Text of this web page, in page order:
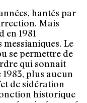
hantés par
Mais
1981
Le
se permettre de
qui sonnait
plus aucun
de sidération
historique